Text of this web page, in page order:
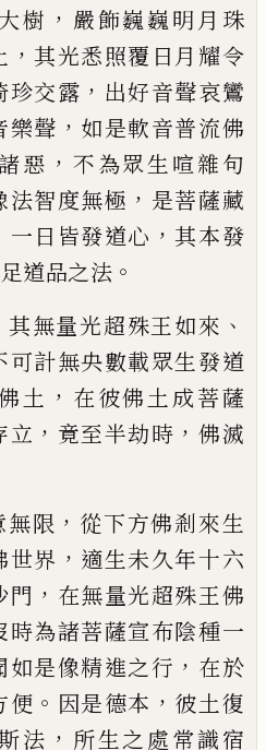
大樹 ， 嚴飾巍巍明月珠
，其光悉照覆日月耀令
珍交露 ， 出好音聲哀鸞
樂聲 ， 如是軟音普流佛
惡 ， 不為眾生 喧雜句
法智度無極 ， 是菩薩藏
一日皆發道心 ，其本發
足道品之法 。
其無量光超殊王如來 、
可計無央數載眾生發道
土 ， 在彼佛土成菩薩
立 ， 竟至半劫時 ， 佛滅
無限 ， 從下方佛剎來生
世界 ， 適生未久年十六
門 ， 在無量光超殊王佛
時為諸菩薩宣布陰種一
如是像精進之行 ， 在於
便 。 因是德本 ， 彼土復
法 ， 所生之處常識宿